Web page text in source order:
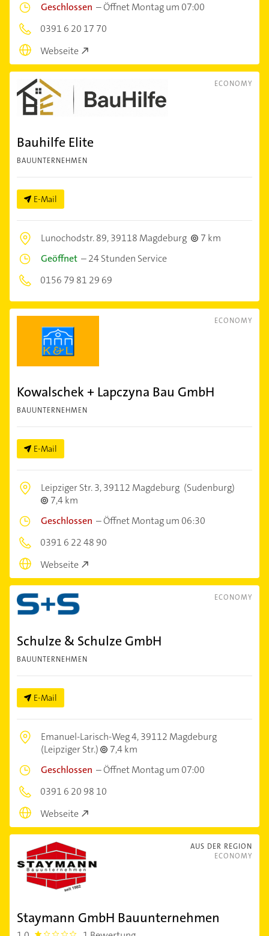
Geschlossen –Öffnet Montag um 07:00
0391 6 20 17 70
Webseite
ECONOMY
Bauhilfe Elite
BAUUNTERNEHMEN
E-Mail
Lunochodstr. 89,39118 Magdeburg
7 km
Geöffnet –24 Stunden Service
0156 79 81 29 69
ECONOMY
Kowalschek + Lapczyna Bau GmbH
BAUUNTERNEHMEN
E-Mail
Leipziger Str. 3,39112 Magdeburg (Sudenburg)
7,4 km
Geschlossen –Öffnet Montag um 06:30
0391 6 22 48 90
Webseite
ECONOMY
Schulze & Schulze GmbH
BAUUNTERNEHMEN
E-Mail
Emanuel-Larisch-Weg 4,39112 Magdeburg
(Leipziger Str.)
7,4 km
Geschlossen –Öffnet Montag um 07:00
0391 6 20 98 10
Webseite
AUS DER REGION
ECONOMY
Staymann GmbH Bauunternehmen